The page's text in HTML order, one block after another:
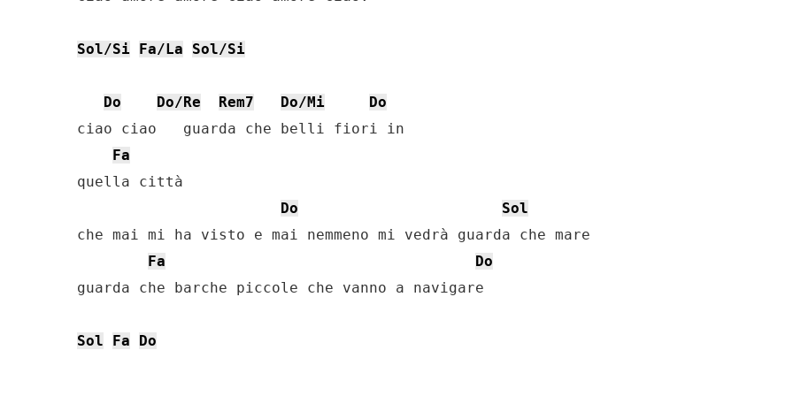
Sol/Si Fa/La Sol/Si
Do Do/Re Rem7 Do/Mi
Do
ciao ciao   guarda che belli fiori in
Fa
quella città
Do
Sol
che mai mi ha visto e mai nemmeno mi vedrà guarda che mare
Fa
Do
guarda che barche piccole che vanno a navigare
Sol Fa Do